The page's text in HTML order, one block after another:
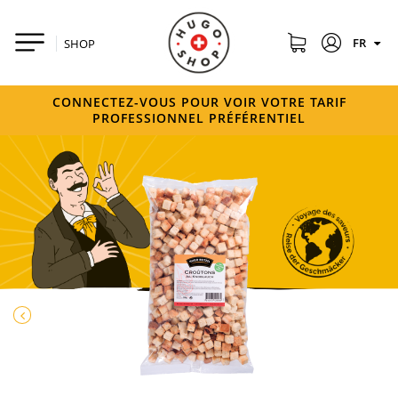
SHOP FR
CONNECTEZ-VOUS POUR VOIR VOTRE TARIF
PROFESSIONNEL PRÉFÉRENTIEL